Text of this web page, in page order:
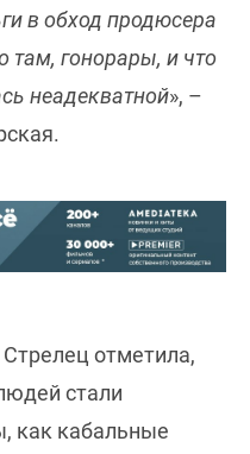
в обход продюсера
там, гонорары, и что
неадекватной», –
отметила,
стали
как кабальные